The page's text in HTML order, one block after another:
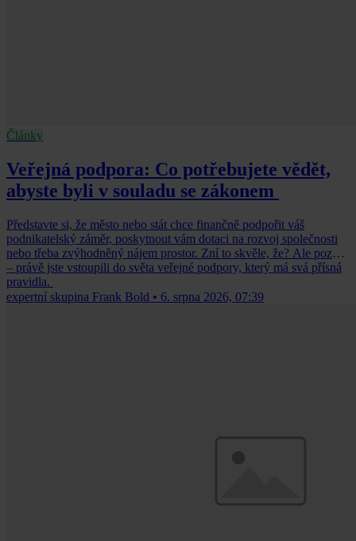
Články
Veřejná podpora: Co potřebujete vědět,
abyste byli v souladu se zákonem
Představte si, že město nebo stát chce finančně podpořit váš
podnikatelský záměr, poskytnout vám dotaci na rozvoj společnosti
nebo třeba zvýhodněný nájem prostor. Zní to skvěle, že? Ale pozor
– právě jste vstoupili do světa veřejné podpory, který má svá přísná
pravidla.
expertní skupina Frank Bold • 6. srpna 2026, 07:39